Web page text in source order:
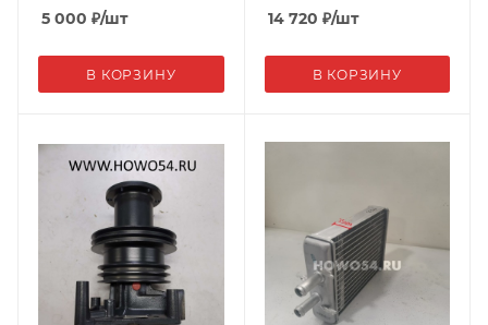
5 000 ₽/шт
В КОРЗИНУ
14 720 ₽/шт
В КОРЗИНУ